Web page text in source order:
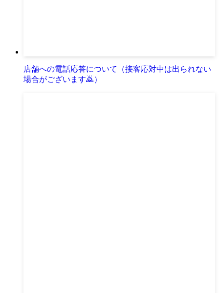
店舗への電話応答について（接客応対中は出られない
場合がございます🙇）